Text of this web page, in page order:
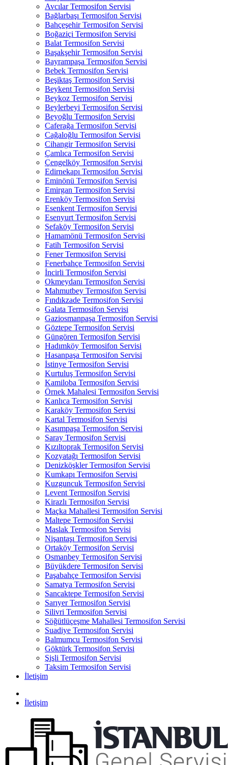
Avcılar Termosifon Servisi
Bağlarbaşı Termosifon Servisi
Bahçeşehir Termosifon Servisi
Boğaziçi Termosifon Servisi
Balat Termosifon Servisi
Başakşehir Termosifon Servisi
Bayrampaşa Termosifon Servisi
Bebek Termosifon Servisi
Beşiktaş Termosifon Servisi
Beykent Termosifon Servisi
Beykoz Termosifon Servisi
Beylerbeyi Termosifon Servisi
Beyoğlu Termosifon Servisi
Caferağa Termosifon Servisi
Cağaloğlu Termosifon Servisi
Cihangir Termosifon Servisi
Çamlıca Termosifon Servisi
Çengelköy Termosifon Servisi
Edirnekapı Termosifon Servisi
Eminönü Termosifon Servisi
Emirgan Termosifon Servisi
Erenköy Termosifon Servisi
Esenkent Termosifon Servisi
Esenyurt Termosifon Servisi
Sefaköy Termosifon Servisi
Hamamönü Termosifon Servisi
Fatih Termosifon Servisi
Fener Termosifon Servisi
Fenerbahçe Termosifon Servisi
İncirli Termosifon Servisi
Okmeydanı Termosifon Servisi
Mahmutbey Termosifon Servisi
Fındıkzade Termosifon Servisi
Galata Termosifon Servisi
Gaziosmanpaşa Termosifon Servisi
Göztepe Termosifon Servisi
Güngören Termosifon Servisi
Hadımköy Termosifon Servisi
Hasanpaşa Termosifon Servisi
İstinye Termosifon Servisi
Kurtuluş Termosifon Servisi
Kamiloba Termosifon Servisi
Örnek Mahalesi Termosifon Servisi
Kanlıca Termosifon Servisi
Karaköy Termosifon Servisi
Kartal Termosifon Servisi
Kasımpaşa Termosifon Servisi
Saray Termosifon Servisi
Kızıltoprak Termosifon Servisi
Kozyatağı Termosifon Servisi
Denizköşkler Termosifon Servisi
Kumkapı Termosifon Servisi
Kuzguncuk Termosifon Servisi
Levent Termosifon Servisi
Kirazlı Termosifon Servisi
Maçka Mahallesi Termosifon Servisi
Maltepe Termosifon Servisi
Maslak Termosifon Servisi
Nişantaşı Termosifon Servisi
Ortaköy Termosifon Servisi
Osmanbey Termosifon Servisi
Büyükdere Termosifon Servisi
Paşabahçe Termosifon Servisi
Samatya Termosifon Servisi
Sancaktepe Termosifon Servisi
Sarıyer Termosifon Servisi
Silivri Termosifon Servisi
Söğütlüçeşme Mahallesi Termosifon Servisi
Suadiye Termosifon Servisi
Balmumcu Termosifon Servisi
Göktürk Termosifon Servisi
Şişli Termosifon Servisi
Taksim Termosifon Servisi
İletişim
İletişim